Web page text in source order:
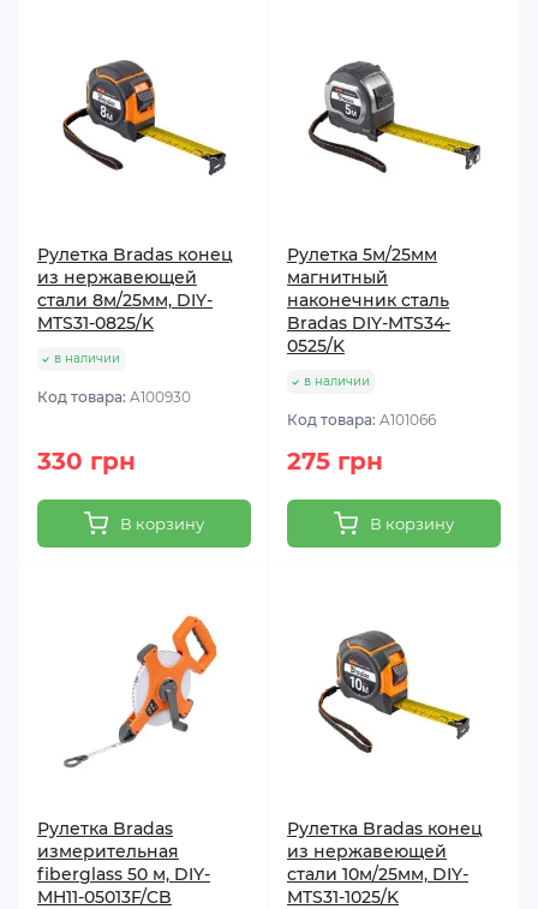
Рулетка Bradas конец
из нержавеющей
стали 8м/25мм, DIY-
MTS31-0825/K
в наличии
Код товара: A100930
330 грн
В корзину
Рулетка 5м/25мм
магнитный
наконечник сталь
Bradas DIY-MTS34-
0525/K
в наличии
Код товара: A101066
275 грн
В корзину
Рулетка Bradas
измерительная
fiberglass 50 м, DIY-
MH11-05013F/CB
Рулетка Bradas конец
из нержавеющей
стали 10м/25мм, DIY-
MTS31-1025/K